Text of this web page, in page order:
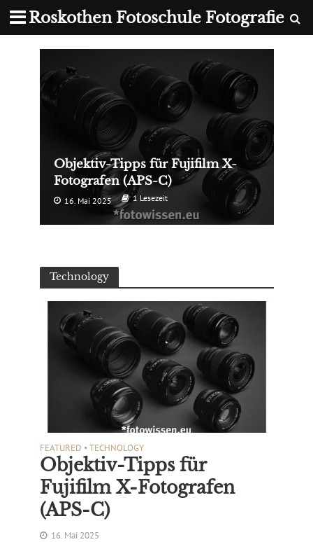
Roskothen Fotoschule Fotografie
Objektiv-Tipps für Fujifilm X-
Fotografen (APS-C)
16. Mai 2025 1 Lesezeit
Technology
FEATURED • TECHNOLOGY
Objektiv-Tipps für
Fujifilm X-Fotografen
(APS-C)
16. Mai 2025